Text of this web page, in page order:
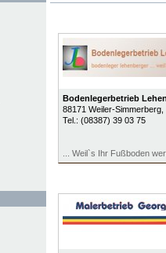
Bodenlegerbetrieb
88171 Weiler-Simmerberg,
Tel.: (08387) 39 03 75
... Weil`s Ihr Fußboden